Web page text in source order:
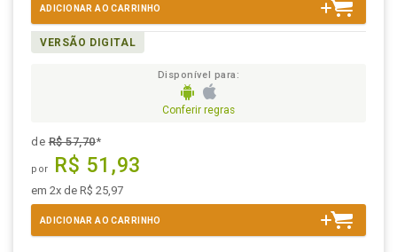
ADICIONAR AO CARRINHO
VERSÃO DIGITAL
Disponível para:
Conferir regras
deR$ 57,70*
por R$ 51,93
em 2x de R$ 25,97
ADICIONAR AO CARRINHO